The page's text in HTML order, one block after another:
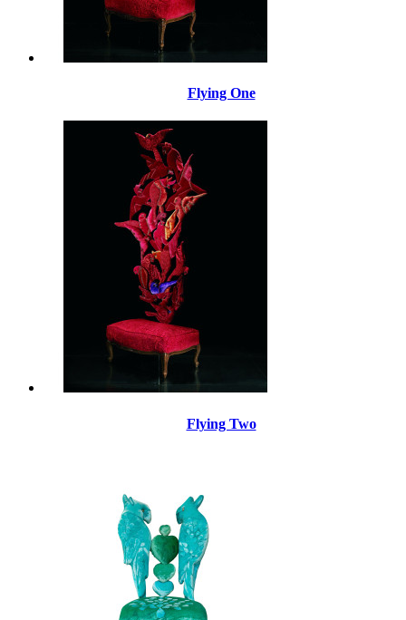
Flying One
Flying Two